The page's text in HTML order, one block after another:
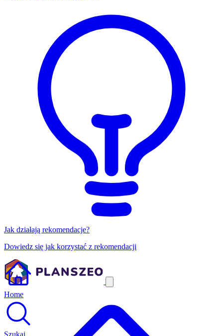
Jak działają rekomendacje?
Dowiedz się jak korzystać z rekomendacji
Home
Szukaj